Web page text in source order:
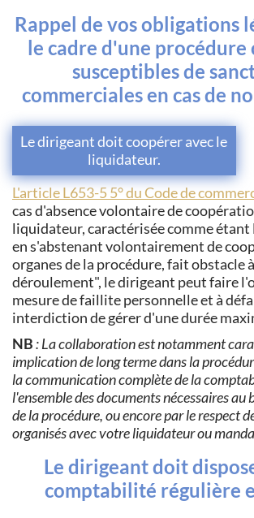
Rappel de vos obligations
le cadre d'une procédure
susceptibles de
commerciales en cas de
Le dirigeant doit coopérer avec le
liquidateur.
L'article L653-5 5° du Code de
cas d'absence volontaire de
liquidateur, caractérisée comme étant
en s'abstenant volontairement de
organes de la procédure, fait obstacle
déroulement", le dirigeant peut faire
mesure de faillite personnelle et à
interdiction de gérer d'une durée
NB: La collaboration est notamment
implication de long terme dans la
la communication complète de la
l'ensemble des documents nécessaires au
de la procédure, ou encore par le respect
organisés avec votre liquidateur ou
Le dirigeant doit
comptabilité régulière